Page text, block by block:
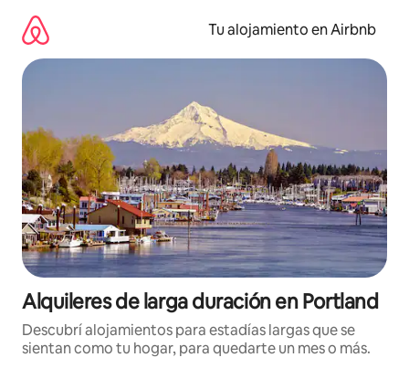
contenido
Tu alojamiento en Airbnb
Alquileres de larga duración en Portland
Descubrí alojamientos para estadías largas que se
sientan como tu hogar, para quedarte un mes o más.